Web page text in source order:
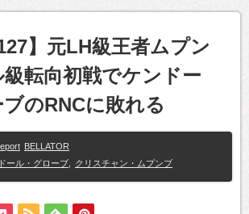
】元LH級王者ムプン
転向初戦でケンドー
のRNCに敗れる
BELLATOR
ール・グローブ クリスチャン・ムプンブ